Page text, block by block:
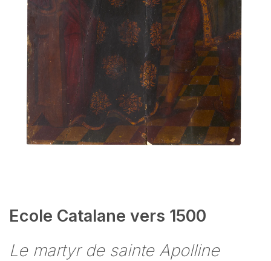
Ecole Catalane vers 1500
Le martyr de sainte Apolline